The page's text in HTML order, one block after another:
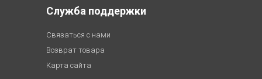
Служба поддержки
Связаться с нами
Возврат товара
Карта сайта